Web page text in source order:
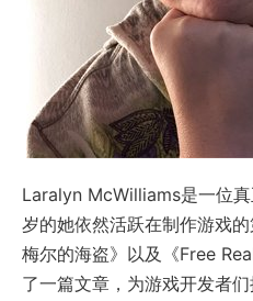
Laralyn McWilliams是一位
岁的她依然活跃在制作游戏
梅尔的海盗》以及《Free
了一篇文章，为游戏开发者